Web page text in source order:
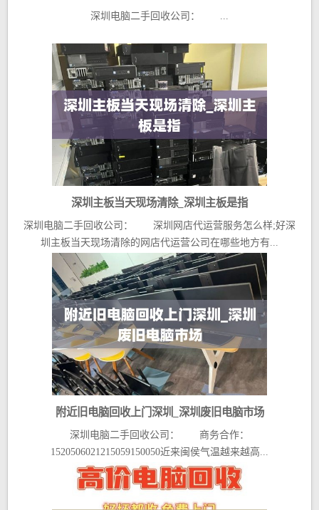
深圳电脑二手回收公司： ...
深圳主板当天现场清除_深圳主板是指
深圳电脑二手回收公司： 深圳网店代运营服务怎么样;好深
圳主板当天现场清除的网店代运营公司在哪些地方有...
附近旧电脑回收上门深圳_深圳废旧电脑市场
深圳电脑二手回收公司： 商务合作：
1520506021215059150050近来闽侯气温越来越高...